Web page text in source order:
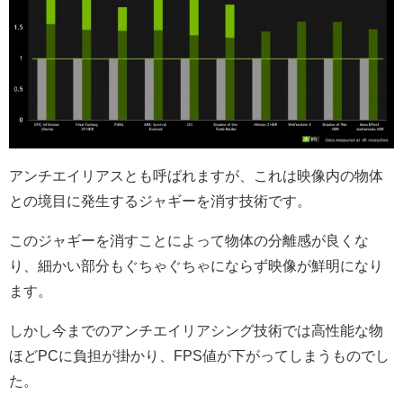
アンチエイリアスとも呼ばれますが、これは映像内の物体
との境目に発生するジャギーを消す技術です。
このジャギーを消すことによって物体の分離感が良くな
り、細かい部分もぐちゃぐちゃにならず映像が鮮明になり
ます。
しかし今までのアンチエイリアシング技術では高性能な物
ほどPCに負担が掛かり、FPS値が下がってしまうものでし
た。